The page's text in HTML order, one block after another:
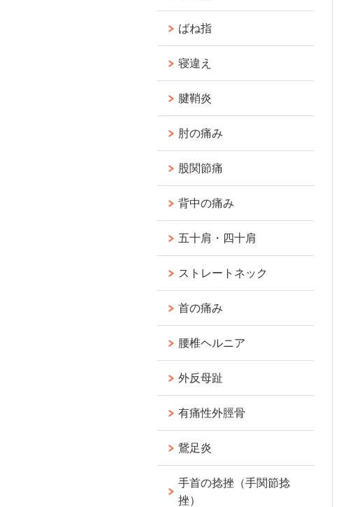
ばね指
寝違え
腱鞘炎
肘の痛み
股関節痛
背中の痛み
五十肩・四十肩
ストレートネック
首の痛み
腰椎ヘルニア
外反母趾
有痛性外脛骨
鵞足炎
手首の捻挫（手関節捻
挫）